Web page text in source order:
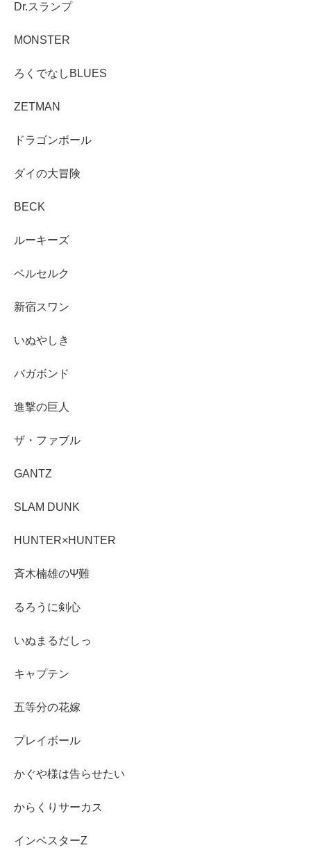
Dr.スランプ
MONSTER
ろくでなしBLUES
ZETMAN
ドラゴンボール
ダイの大冒険
BECK
ルーキーズ
ベルセルク
新宿スワン
いぬやしき
バガボンド
進撃の巨人
ザ・ファブル
GANTZ
SLAM DUNK
HUNTER×HUNTER
斉木楠雄のΨ難
るろうに剣心
いぬまるだしっ
キャプテン
五等分の花嫁
プレイボール
かぐや様は告らせたい
からくりサーカス
インベスターZ